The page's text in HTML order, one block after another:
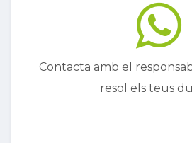
Contacta amb el
resol els teus